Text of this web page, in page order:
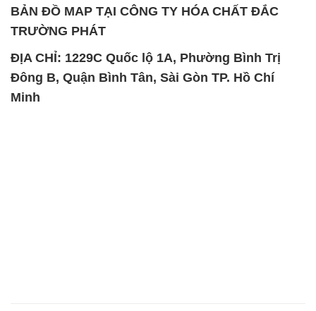
BẢN ĐỒ MAP TẠI CÔNG TY HÓA CHẤT ĐẮC
TRƯỜNG PHÁT
ĐỊA CHỈ: 1229C Quốc lộ 1A, Phường Bình Trị
Đông B, Quận Bình Tân, Sài Gòn TP. Hồ Chí
Minh